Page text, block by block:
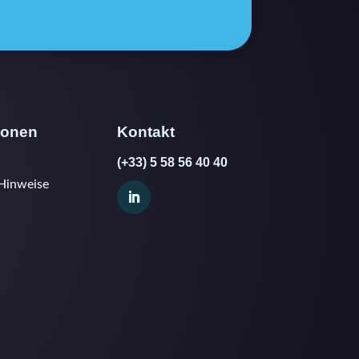
Kontakt
(+33) 5 58 56 40 40